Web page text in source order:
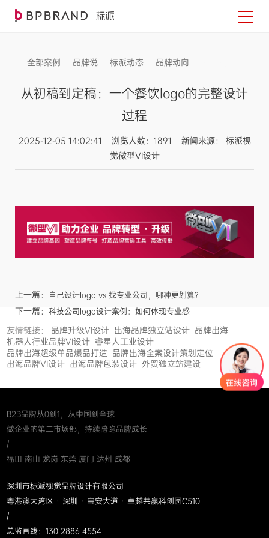
全部案例 品牌说 标派动态 品牌动向
从初稿到定稿：一个餐饮logo的完整设计
过程
2025-12-05 14:02:41 浏览人数：1891 新闻来源： 标派视
觉微型VI设计
上一篇： 自己设计logo vs 找专业公司，哪种更划算？
下一篇： 科技公司logo设计案例：如何体现专业感
友情链接： 品牌升级VI设计 出海品牌独立站设计 品牌出海
机器人行业品牌VI设计 睿星人工业设计
品牌出海超级单品爆品打造 品牌出海全案设计策划定位
出海品牌VI设计 出海品牌包装设计 外贸独立站建设
B2B品牌从0到1，从中国到全球
做企业的第二市场部，持续陪跑品牌成长
/
福田 南山 龙岗 东莞 厦门 达州 成都
深圳市标派视觉品牌设计有限公司
粤港澳大湾区 · 深圳 · 宝安大道 · 卓越共赢科创园C510
/
总监直线：130 2886 4554